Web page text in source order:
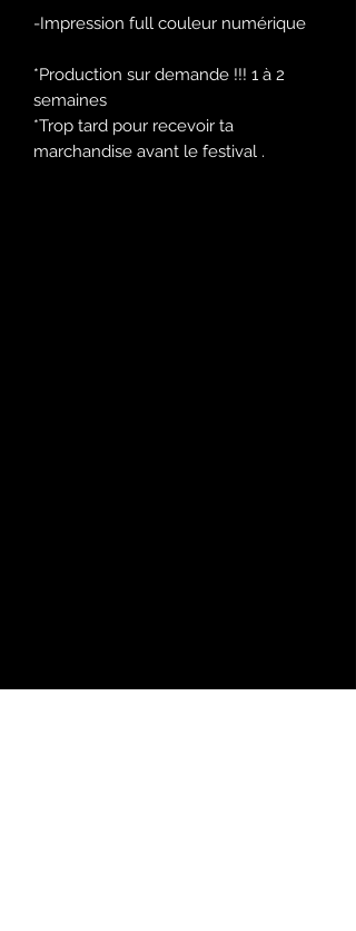
-Impression full couleur numérique
*Production sur demande !!! 1 à 2
semaines
*Trop tard pour recevoir ta
marchandise avant le festival .